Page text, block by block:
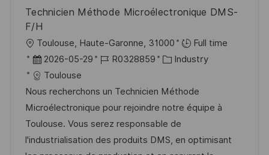
c
h
u
n
g
V
ö
f
e
Technicien Méthode Microélectronique DMS-
F/H
O
r
t
Toulouse, Haute-Garonne, 31000
Full time
D
a
t
u
m
d
2026-05-29
J
b
-
I
D
R0328859
K
t
e
g
o
Industry
Toulouse
Nous recherchons un Technicien Méthode
Microélectronique pour rejoindre notre équipe à
Toulouse. Vous serez responsable de
l'industrialisation des produits DMS, en optimisant